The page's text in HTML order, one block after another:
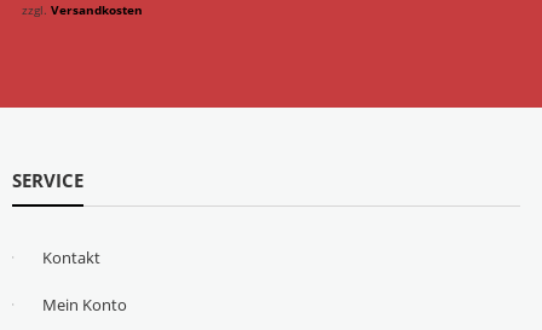
zzgl. Versandkosten
SERVICE
Kontakt
Mein Konto